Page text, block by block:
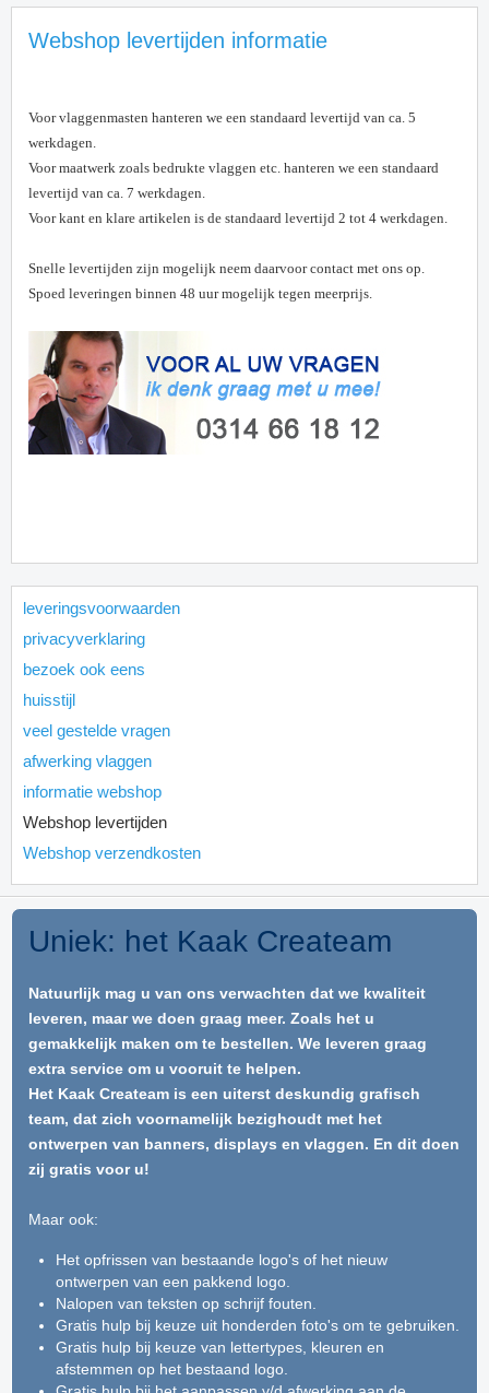
Webshop levertijden informatie
Voor vlaggenmasten hanteren we een standaard levertijd van ca. 5
werkdagen.
Voor maatwerk zoals bedrukte vlaggen etc. hanteren we een standaard
levertijd van ca. 7 werkdagen.
Voor kant en klare artikelen is de standaard levertijd 2 tot 4 werkdagen.
Snelle levertijden zijn mogelijk neem daarvoor contact met ons op.
Spoed leveringen binnen 48 uur mogelijk tegen meerprijs.
leveringsvoorwaarden
privacyverklaring
bezoek ook eens
huisstijl
veel gestelde vragen
afwerking vlaggen
informatie webshop
Webshop levertijden
Webshop verzendkosten
Uniek: het Kaak Createam
Natuurlijk mag u van ons verwachten dat we kwaliteit
leveren, maar we doen graag meer. Zoals het u
gemakkelijk maken om te bestellen. We leveren graag
extra service om u vooruit te helpen.
Het Kaak Createam is een uiterst deskundig grafisch
team, dat zich voornamelijk bezighoudt met het
ontwerpen van banners, displays en vlaggen. En dit doen
zij gratis voor u!
Maar ook:
Het opfrissen van bestaande logo's of het nieuw
ontwerpen van een pakkend logo.
Nalopen van teksten op schrijf fouten.
Gratis hulp bij keuze uit honderden foto's om te gebruiken.
Gratis hulp bij keuze van lettertypes, kleuren en
afstemmen op het bestaand logo.